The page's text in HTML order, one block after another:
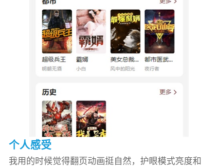
个人感受
我用的时候觉得翻页动画挺自然，护眼模式亮度和